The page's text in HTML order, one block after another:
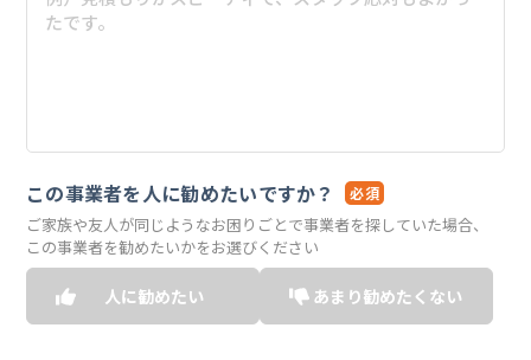
この事業者を人に勧めたいですか？ 必須
ご家族や友人が同じようなお困りごとで事業者を探していた場合、
この事業者を勧めたいかをお選びください
人に勧めたい あまり勧めたくない